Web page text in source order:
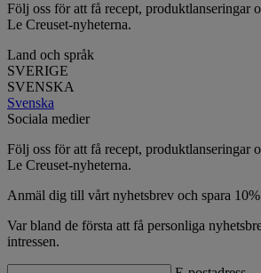
Följ oss för att få recept, produktlanseringar
Le Creuset-nyheterna.
Land och språk
SVERIGE
SVENSKA
Svenska
Sociala medier
Följ oss för att få recept, produktlanseringar
Le Creuset-nyheterna.
Anmäl dig till vårt nyhetsbrev och spara
Var bland de första att få personliga
intressen.